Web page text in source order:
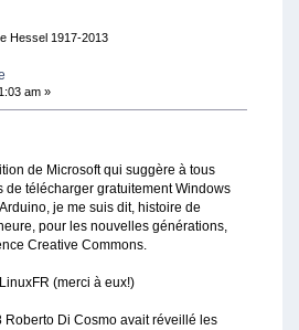
Hessel 1917-2013
am »
de Microsoft qui suggère à tous
de télécharger gratuitement Windows
je me suis dit, histoire de
pour les nouvelles générations,
Creative Commons.
(merci à eux!)
Di Cosmo avait réveillé les